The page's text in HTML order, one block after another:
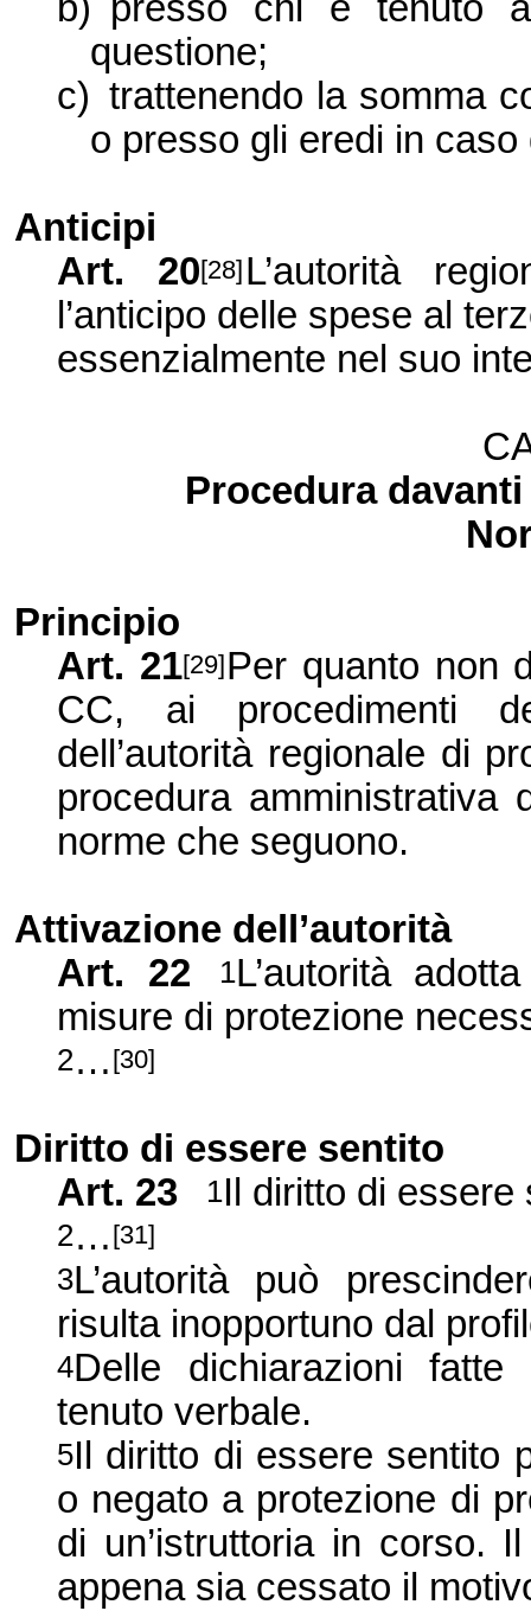
b)
presso chi è tenuto
questione;
c) trattenendo la somma
o presso gli eredi in caso
Anticipi
Art. 20[28] L’autorità
l’anticipo delle spese al
essenzialmente nel suo
Procedura
Principio
Art. 21[29]Per quanto non
CC, ai procedimenti
dell’autorità regionale di
procedura
norme che seguono.
Attivazione dell’autorità
Art. 22
1L’autorità
misure di protezione
2… [30]
Diritto di essere sentito
Art. 23
1Il diritto di essere
2… [31]
3L’autorità può
risulta inopportuno dal
4Delle dichiarazioni
tenuto verbale.
5Il diritto di essere sentito
o negato a protezione di
di un’istruttoria in corso.
appena sia cessato il